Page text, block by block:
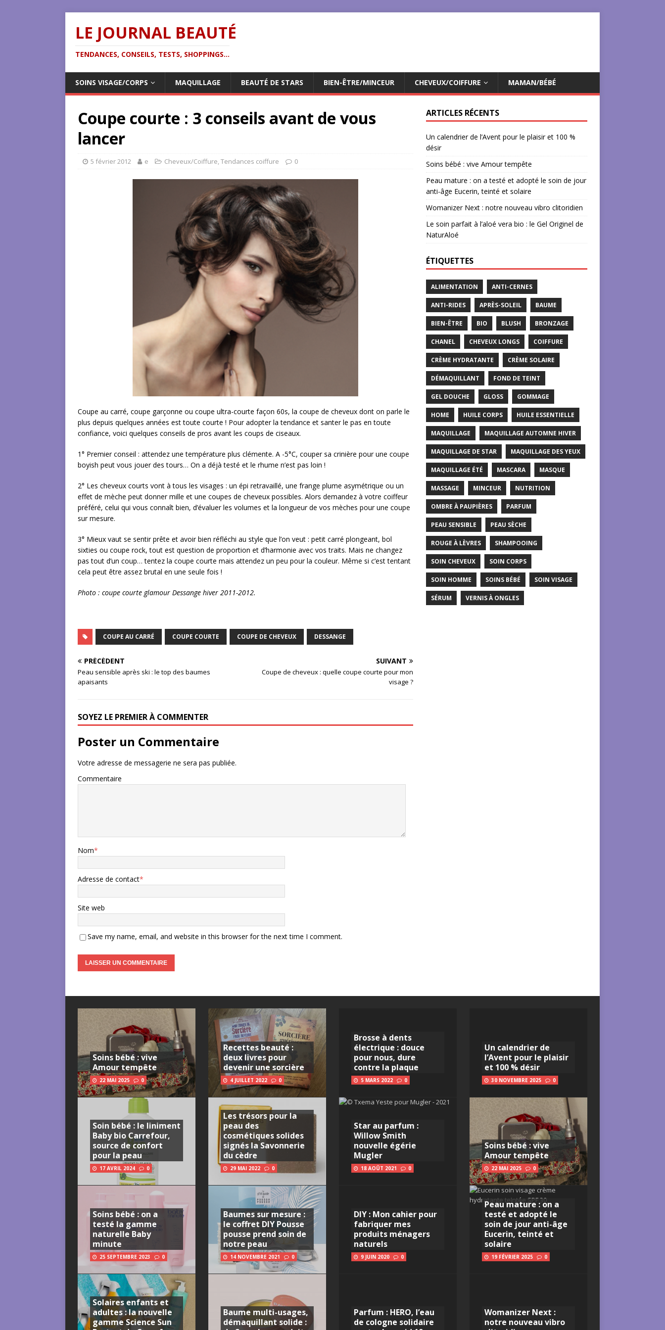
LE JOURNAL BEAUTÉ
TENDANCES, CONSEILS, TESTS, SHOPPINGS...
SOINS VISAGE/CORPS MAQUILLAGE BEAUTÉ DE STARS BIEN-ÊTRE/MINCEUR CHEVEUX/COIFFURE MAMAN/BÉBÉ
Coupe courte : 3 conseils avant de vous
lancer
5 février 2012 e Cheveux/Coiffure,Tendances coiffure 0
Coupe au carré, coupe garçonne ou coupe ultra-courte façon 60s, la coupe de cheveux dont on parle le
plus depuis quelques années est toute courte ! Pour adopter la tendance et santer le pas en toute
confiance, voici quelques conseils de pros avant les coups de ciseaux.
1° Premier conseil : attendez une température plus clémente. A -5°C, couper sa crinière pour une coupe
boyish peut vous jouer des tours… On a déjà testé et le rhume n’est pas loin !
2° Les cheveux courts vont à tous les visages : un épi retravaillé, une frange plume asymétrique ou un
effet de mèche peut donner mille et une coupes de cheveux possibles. Alors demandez à votre coiffeur
préféré, celui qui vous connaît bien, d’évaluer les volumes et la longueur de vos mèches pour une coupe
sur mesure.
3° Mieux vaut se sentir prête et avoir bien réfléchi au style que l’on veut : petit carré plongeant, bol
sixties ou coupe rock, tout est question de proportion et d’harmonie avec vos traits. Mais ne changez
pas tout d’un coup… tentez la coupe courte mais attendez un peu pour la couleur. Même si c’est tentant
cela peut être assez brutal en une seule fois !
Photo : coupe courte glamour Dessange hiver 2011-2012.
COUPE AU CARRÉ COUPE COURTE COUPE DE CHEVEUX DESSANGE
PRÉCÉDENT
Peau sensible après ski : le top des baumes
apaisants
SUIVANT
Coupe de cheveux : quelle coupe courte pour mon
visage ?
SOYEZ LE PREMIER À COMMENTER
Poster un Commentaire
Votre adresse de messagerie ne sera pas publiée.
Commentaire
Nom*
Adresse de contact*
Site web
Save my name, email, and website in this browser for the next time I comment.
ARTICLES RÉCENTS
Un calendrier de l’Avent pour le plaisir et 100 %
désir
Soins bébé : vive Amour tempête
Peau mature : on a testé et adopté le soin de jour
anti-âge Eucerin, teinté et solaire
Womanizer Next : notre nouveau vibro clitoridien
Le soin parfait à l’aloé vera bio : le Gel Originel de
NaturAloé
ÉTIQUETTES
ALIMENTATION ANTI-CERNES
ANTI-RIDES APRÈS-SOLEIL BAUME
BIEN-ÊTRE BIO BLUSH BRONZAGE
CHANEL CHEVEUX LONGS COIFFURE
CRÈME HYDRATANTE CRÈME SOLAIRE
DÉMAQUILLANT FOND DE TEINT
GEL DOUCHE GLOSS GOMMAGE
HOME HUILE CORPS HUILE ESSENTIELLE
MAQUILLAGE MAQUILLAGE AUTOMNE HIVER
MAQUILLAGE DE STAR MAQUILLAGE DES YEUX
MAQUILLAGE ÉTÉ MASCARA MASQUE
MASSAGE MINCEUR NUTRITION
OMBRE À PAUPIÈRES PARFUM
PEAU SENSIBLE PEAU SÈCHE
ROUGE À LÈVRES SHAMPOOING
SOIN CHEVEUX SOIN CORPS
SOIN HOMME SOINS BÉBÉ SOIN VISAGE
SÉRUM VERNIS À ONGLES
Soins bébé : vive
Amour tempête
22 MAI 2025 0
Soin bébé : le liniment
Baby bio Carrefour,
source de confort
pour la peau
17 AVRIL 2024 0
Soins bébé : on a
testé la gamme
naturelle Baby
minute
25 SEPTEMBRE 2023 0
Solaires enfants et
adultes : la nouvelle
gamme Science Sun
Recettes beauté :
deux livres pour
devenir une sorcière
4 JUILLET 2022 0
Les trésors pour la
peau des
cosmétiques solides
signés la Savonnerie
du cèdre
29 MAI 2022 0
Baumes sur mesure :
le coffret DIY Pousse
pousse prend soin de
notre peau
14 NOVEMBRE 2021 0
Baume multi-usages,
démaquillant solide :
Brosse à dents
électrique : douce
pour nous, dure
contre la plaque
5 MARS 2022 0
Star au parfum :
Willow Smith
nouvelle égérie
Mugler
18 AOÛT 2021 0
DIY : Mon cahier pour
fabriquer mes
produits ménagers
naturels
9 JUIN 2020 0
Parfum : HERO, l’eau
de cologne solidaire
Un calendrier de
l’Avent pour le plaisir
et 100 % désir
30 NOVEMBRE 2025 0
Soins bébé : vive
Amour tempête
22 MAI 2025 0
Peau mature : on a
testé et adopté le
soin de jour anti-âge
Eucerin, teinté et
solaire
19 FÉVRIER 2025 0
Womanizer Next :
notre nouveau vibro